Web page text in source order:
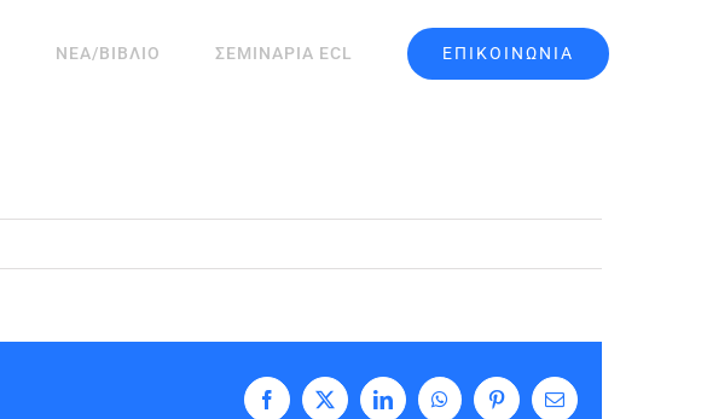
ΝΕΑ/ΒΙΒΛΙΟ ΣΕΜΙΝΑΡΙΑ ECL ΕΠΙΚΟΙΝΩΝΙΑ
Facebook
X LinkedInWhatsAppPinterestEmail